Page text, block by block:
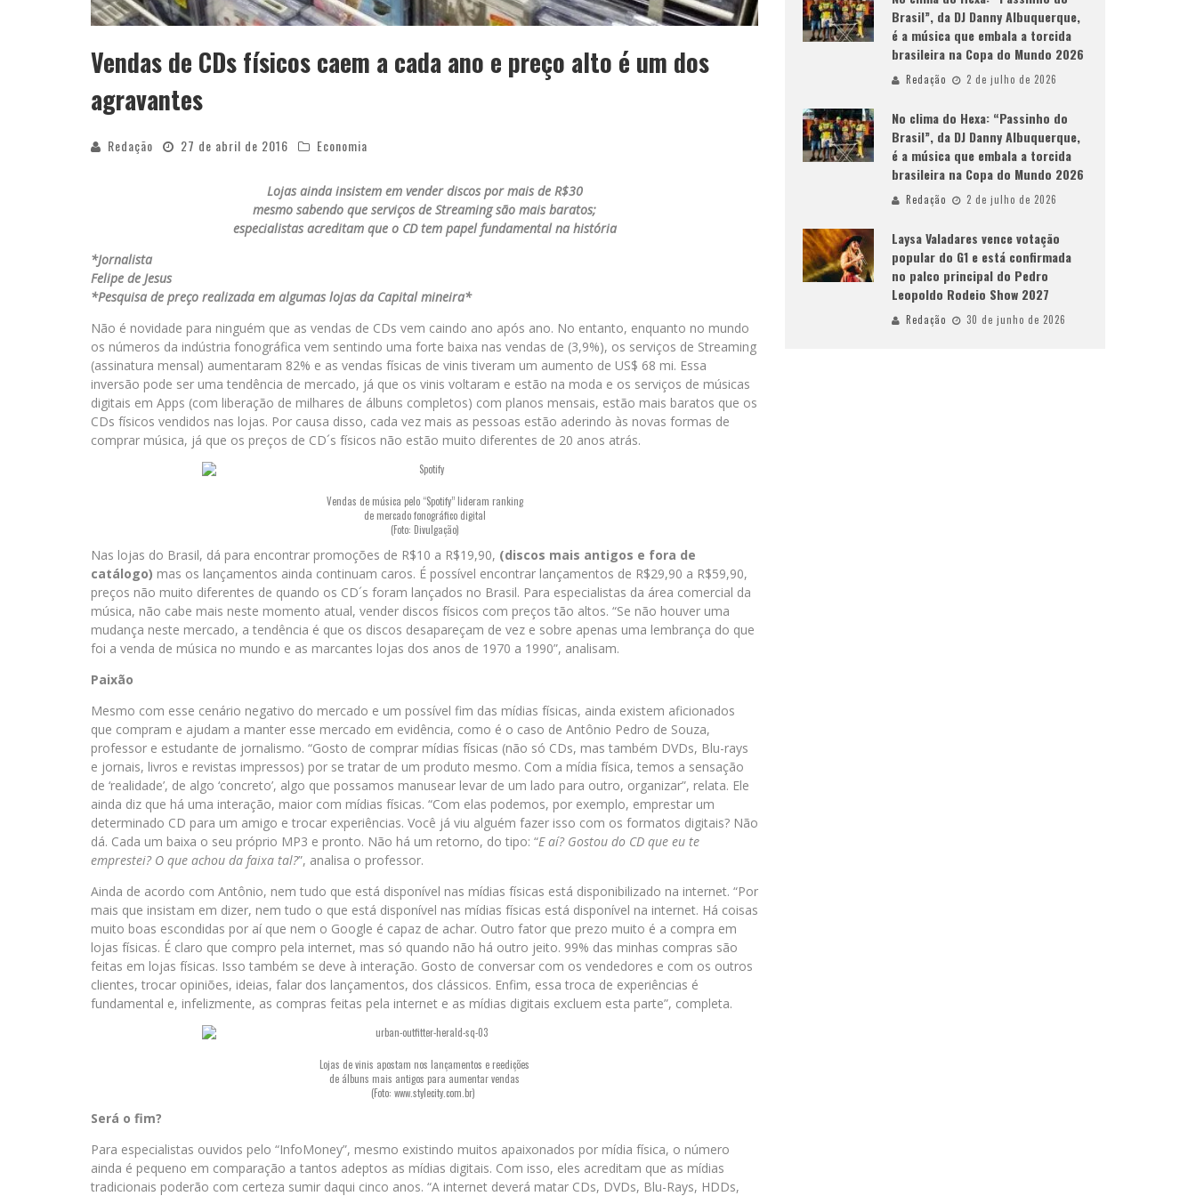
Vendas de CDs físicos caem a cada ano e preço alto é um dos
agravantes
Redação 27 de abril de 2016 Economia
Lojas ainda insistem em vender discos por mais de R$30
mesmo sabendo que serviços de Streaming são mais baratos;
especialistasacreditam que o CD tem papel fundamental na história
*Jornalista
Felipe de Jesus
*Pesquisa de preço realizada em algumas lojas da Capital mineira*
Não é novidade para ninguém que as vendas de CDs vem caindo ano após ano. No entanto, enquanto no mundo
os números da indústria fonográfica vem sentindo uma forte baixa nas vendas de (3,9%), os serviços de Streaming
(assinatura mensal) aumentaram 82% e as vendas físicas de vinis tiveram um aumento de US$ 68 mi. Essa
inversão pode ser uma tendência de mercado, já que os vinis voltaram e estão na moda e os serviços de músicas
digitais em Apps (com liberação de milhares de álbuns completos) com planos mensais, estão mais baratos que os
CDs físicos vendidos nas lojas. Por causa disso, cada vez mais as pessoas estão aderindo às novas formas de
comprar música, já que os preços de CD´s físicos não estão muito diferentes de 20 anos atrás.
Vendas de música pelo “Spotify” lideram ranking
de mercado fonográfico digital
(Foto: Divulgação)
Nas lojas do Brasil, dá para encontrar promoções de R$10 a R$19,90, (discos mais antigos e fora de
catálogo) mas os lançamentos ainda continuam caros. É possível encontrar lançamentos de R$29,90 a R$59,90,
preços não muito diferentes de quando os CD´s foram lançados no Brasil. Para especialistas da área comercial da
música, não cabe mais neste momento atual, vender discos físicos com preços tão altos. “Se não houver uma
mudança neste mercado, a tendência é que os discos desapareçam de vez e sobre apenas uma lembrança do que
foi a venda de música no mundo e as marcantes lojas dos anos de 1970 a 1990”, analisam.
Paixão
Mesmo com esse cenário negativo do mercado e um possível fim das mídias físicas, ainda existem aficionados
que compram e ajudam a manter esse mercado em evidência, como é o caso de Antônio Pedro de Souza,
professor e estudante de jornalismo. “Gosto de comprar mídias físicas (não só CDs, mas também DVDs, Blu-rays
e jornais, livros e revistas impressos) por se tratar de um produto mesmo. Com a mídia física, temos a sensação
de ‘realidade’, de algo ‘concreto’, algo que possamos manusear levar de um lado para outro, organizar”, relata. Ele
ainda diz que há uma interação, maior com mídias físicas. “Com elas podemos, por exemplo, emprestar um
determinado CD para um amigo e trocar experiências. Você já viu alguém fazer isso com os formatos digitais? Não
dá. Cada um baixa o seu próprio MP3 e pronto. Não há um retorno, do tipo: “E aí? Gostou do CD que eu te
emprestei? O que achou da faixa tal?”, analisa o professor.
Ainda de acordo com Antônio, nem tudo que está disponível nas mídias físicas está disponibilizado na internet. “Por
mais que insistam em dizer, nem tudo o que está disponível nas mídias físicas está disponível na internet. Há coisas
muito boas escondidas por aí que nem o Google é capaz de achar. Outro fator que prezo muito é a compra em
lojas físicas. É claro que compro pela internet, mas só quando não há outro jeito. 99% das minhas compras são
feitas em lojas físicas. Isso também se deve à interação. Gosto de conversar com os vendedores e com os outros
clientes, trocar opiniões, ideias, falar dos lançamentos, dos clássicos. Enfim, essa troca de experiências é
fundamental e, infelizmente, as compras feitas pela internet e as mídias digitais excluem esta parte”, completa.
Lojas de vinis apostam nos lançamentos e reedições
de álbuns mais antigos para aumentar vendas
(Foto: www.stylecity.com.br)
Será o fim?
Para especialistas ouvidos pelo “InfoMoney”, mesmo existindo muitos apaixonados por mídia física, o número
ainda é pequeno em comparação a tantos adeptos as mídias digitais. Com isso, eles acreditam que as mídias
tradicionais poderão com certeza sumir daqui cinco anos. “A internet deverá matar CDs, DVDs, Blu-Rays, HDDs,
Brasil”, da DJ Danny Albuquerque,
é a música que embala a torcida
brasileira na Copa do Mundo 2026
Redação 2 de julho de 2026
No clima do Hexa: “Passinho do
Brasil”, da DJ Danny Albuquerque,
é a música que embala a torcida
brasileira na Copa do Mundo 2026
Redação 2 de julho de 2026
Laysa Valadares vence votação
popular do G1 e está confirmada
no palco principal do Pedro
Leopoldo Rodeio Show 2027
Redação 30 de junho de 2026